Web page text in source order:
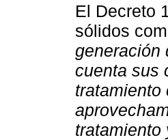
El Decreto
sólidos
generación
cuenta sus
tratamiento
tratamiento